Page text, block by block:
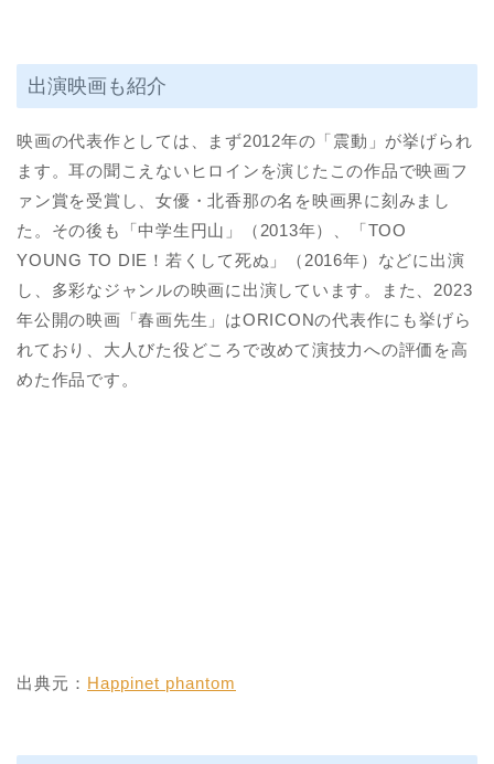
出演映画も紹介
映画の代表作としては、まず2012年の「震動」が挙げられ
ます。耳の聞こえないヒロインを演じたこの作品で映画フ
ァン賞を受賞し、女優・北香那の名を映画界に刻みまし
た。その後も「中学生円山」（2013年）、「TOO
YOUNG TO DIE！若くして死ぬ」（2016年）などに出演
し、多彩なジャンルの映画に出演しています。また、2023
年公開の映画「春画先生」はORICONの代表作にも挙げら
れており、大人びた役どころで改めて演技力への評価を高
めた作品です。
出典元： Happinet phantom